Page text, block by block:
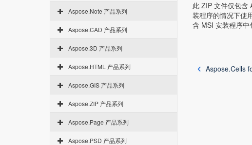
Aspose.Note 产品系列
Aspose.CAD 产品系列
Aspose.3D 产品系列
Aspose.HTML 产品系列
Aspose.GIS 产品系列
Aspose.ZIP 产品系列
Aspose.Page 产品系列
Aspose.PSD 产品系列
此 ZIP 文件仅包含
装程序的情况下使
含 MSI 安装程序中
Aspose.Cells